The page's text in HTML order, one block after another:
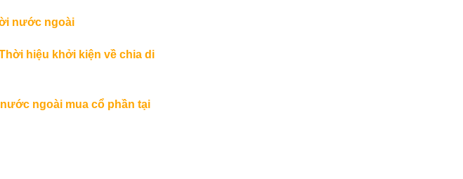
nước ngoài
hiệu khởi kiện về chia di
ngoài mua cổ phần tại